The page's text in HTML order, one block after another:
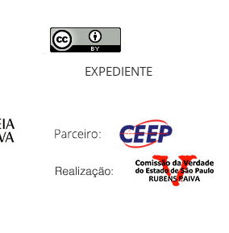
EXPEDIENTE